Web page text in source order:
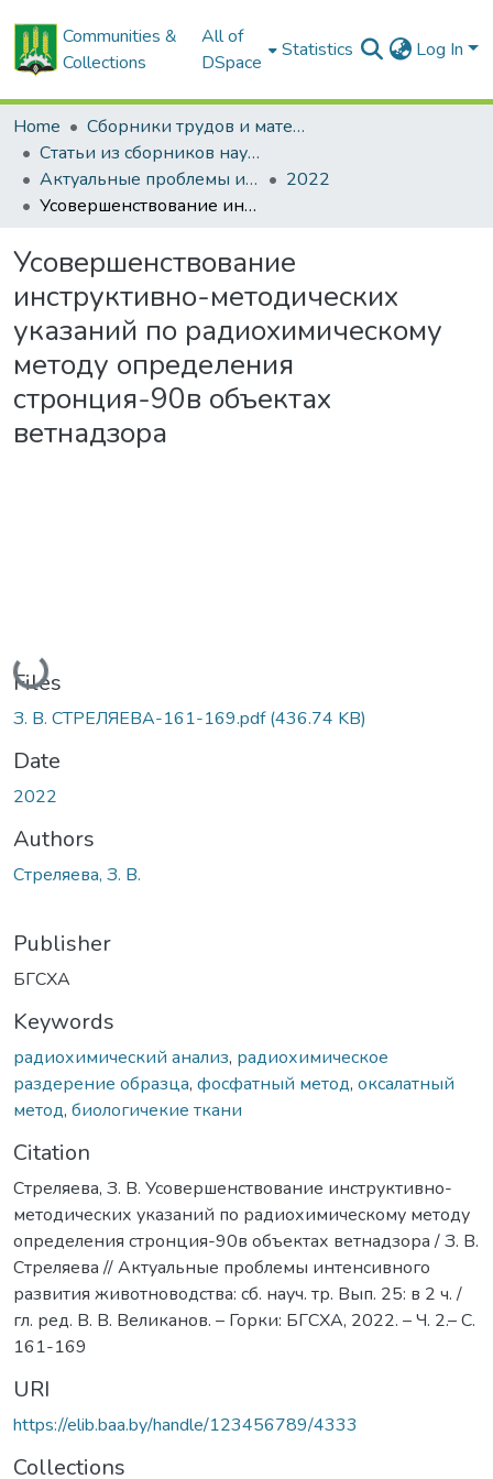
Communities &
Collections
All of
DSpace
Statistics Log In
Home
Сборники трудов и материалов конференций
Статьи из сборников научных трудов
Актуальные проблемы интенсивного развития животноводства: сб. науч. тр.
2022
Усовершенствование инструктивно-методических указаний по радиохимическому методу определения стронция-90в объектах ветнадзора
Усовершенствование
инструктивно-методических
указаний по радиохимическому
методу определения
стронция-90в объектах
ветнадзора
Loading...
Files
З. В. СТРЕЛЯЕВА-161-169.pdf(436.74 KB)
Date
2022
Authors
Стреляева, З. В.
Publisher
БГСХА
Keywords
радиохимический анализ, радиохимическое
раздерение образца, фосфатный метод, оксалатный
метод, биологичекие ткани
Citation
Стреляева, З. В. Усовершенствование инструктивно-
методических указаний по радиохимическому методу
определения стронция-90в объектах ветнадзора / З. В.
Стреляева // Актуальные проблемы интенсивного
развития животноводства: сб. науч. тр. Вып. 25: в 2 ч. /
гл. ред. В. В. Великанов. – Горки: БГСХА, 2022. – Ч. 2.– С.
161-169
URI
https://elib.baa.by/handle/123456789/4333
Collections